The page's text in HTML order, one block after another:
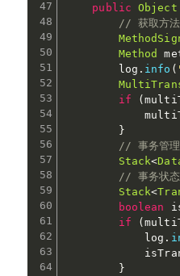
public
Object
// 获取方法
Method
        log
. info (
if
(
}
// 事务管理
Stack<
// 事务状态
Stack<
boolean
if
(
            log
.
}